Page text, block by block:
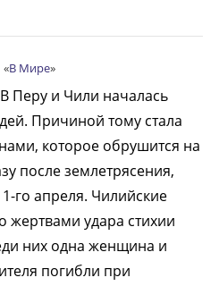
«В Мире»
В Перу и Чили началась
Причиной тому стала
которое обрушится на
после землетрясения,
го апреля. Чилийские
жертвами удара стихии
них одна женщина и
погибли при